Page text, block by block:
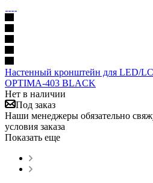
Настенный кронштейн для LED/
OPTIMA-403 BLACK
Нет в наличии
Под заказ
Наши менеджеры обязательно
условия заказа
Показать еще